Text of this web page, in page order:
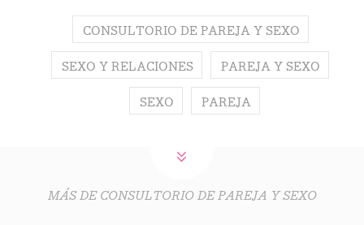
CONSULTORIO DE PAREJA Y SEXO
SEXO Y RELACIONES PAREJA Y SEXO
SEXO PAREJA
MÁS DE CONSULTORIO DE PAREJA Y SEXO